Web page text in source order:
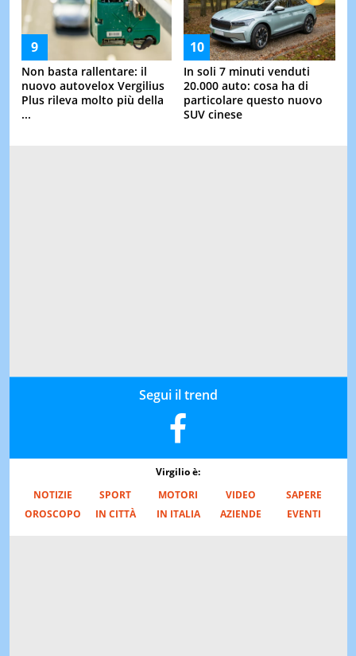
Non basta rallentare: il
nuovo autovelox Vergilius
Plus rileva molto più della
...
In soli 7 minuti venduti
20.000 auto: cosa ha di
particolare questo nuovo
SUV cinese
Segui il trend
Virgilio è:
NOTIZIE
SPORT MOTORI VIDEO
SAPERE
OROSCOPO
IN CITTÀ IN ITALIA AZIENDE EVENTI